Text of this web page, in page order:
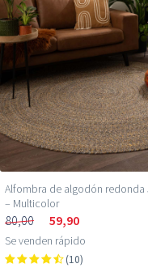
Alfombra de algodón redonda
– Multicolor
80,00 59,90
Se venden rápido
(10)